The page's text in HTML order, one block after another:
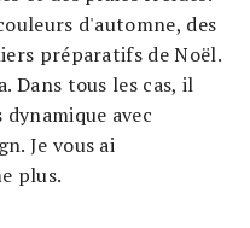
d'automne, des
préparatifs de Noël.
Dans tous les cas, il
avec
Je vous ai
plus.